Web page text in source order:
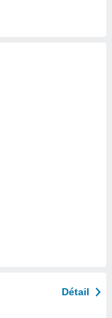
Détail